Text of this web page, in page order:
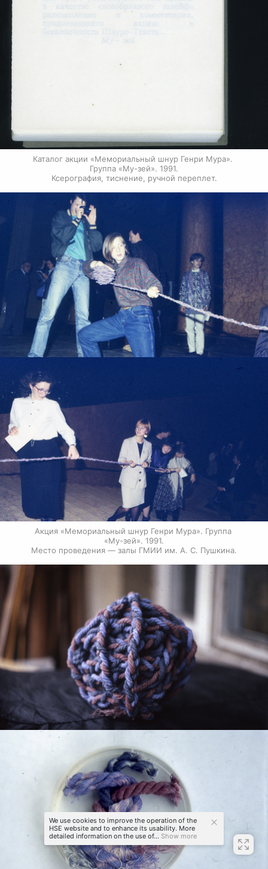
Каталог акции «Мемориальный шнур Генри Мура».
Группа «Му-зей». 1991.
Ксерография, тиснение, ручной переплет.
Акция «Мемориальный шнур Генри Мура». Группа
«Му-зей». 1991.
Место проведения — залы ГМИИ им. А. С. Пушкина.
We use cookies to improve the operation of the
HSE website and to enhance its usability. More
detailed information on the use of... Show more